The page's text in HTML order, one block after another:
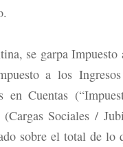
se garpa Impuesto
a los
Cuentas
Sociales /
sobre el total de lo